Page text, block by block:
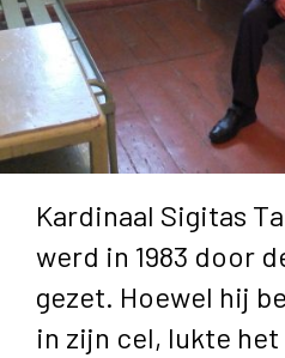
Kardinaal Sigitas
werd in 1983 door
gezet. Hoewel hij
in zijn cel, lukte